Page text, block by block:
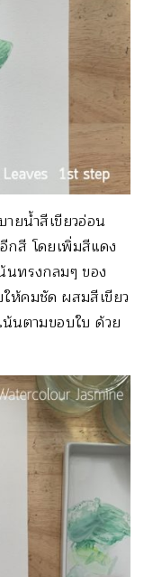
ายน้ำสีเขียวอ่อน
กสี โดยเพิ่มสีแดง
นทรงกลมๆ ของ
ห้คมชัด ผสมสีเขียว
น้นตามขอบใบ ด้วย